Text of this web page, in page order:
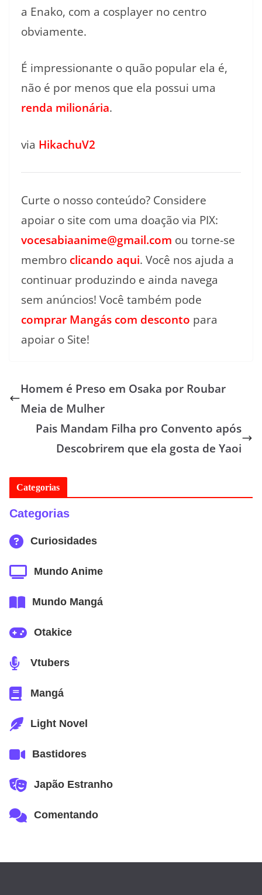
a Enako, com a cosplayer no centro
obviamente.
É impressionante o quão popular ela é,
não é por menos que ela possui uma
renda milionária.
via HikachuV2
Curte o nosso conteúdo? Considere
apoiar o site com uma doação via PIX:
vocesabiaanime@gmail.com ou torne-se
membro clicando aqui. Você nos ajuda a
continuar produzindo e ainda navega
sem anúncios! Você também pode
comprar Mangás com desconto para
apoiar o Site!
Homem é Preso em Osaka por Roubar
Meia de Mulher
Pais Mandam Filha pro Convento após
Descobrirem que ela gosta de Yaoi
Categorias
Categorias
Curiosidades
Mundo Anime
Mundo Mangá
Otakice
Vtubers
Mangá
Light Novel
Bastidores
Japão Estranho
Comentando